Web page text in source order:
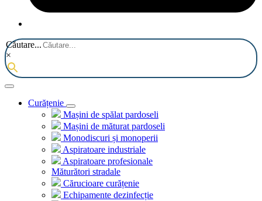
Căutare...
×
Curățenie
Mașini de spălat pardoseli
Mașini de măturat pardoseli
Monodiscuri și monoperii
Aspiratoare industriale
Aspiratoare profesionale
Măturători stradale
Cărucioare curățenie
Echipamente dezinfecție